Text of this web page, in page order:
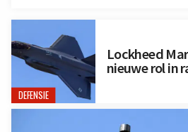
DEFENSIE
Lockheed
nieuwe rol in